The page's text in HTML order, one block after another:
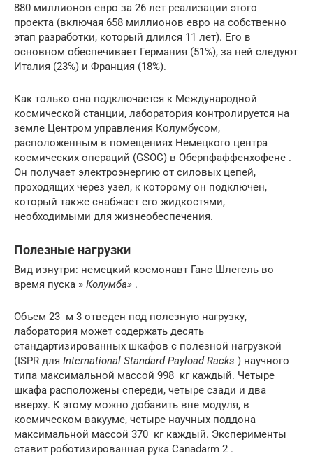
880 миллионов евро за 26 лет реализации этого
проекта (включая 658 миллионов евро на собственно
этап разработки, который длился 11 лет). Его в
основном обеспечивает Германия (51%), за ней следуют
Италия (23%) и Франция (18%).
Как только она подключается к Международной
космической станции, лаборатория контролируется на
земле Центром управления Колумбусом,
расположенным в помещениях Немецкого центра
космических операций (GSOC) в Оберпфаффенхофене .
Он получает электроэнергию от силовых цепей,
проходящих через узел, к которому он подключен,
который также снабжает его жидкостями,
необходимыми для жизнеобеспечения.
Полезные нагрузки
Вид изнутри: немецкий космонавт Ганс Шлегель во
время пуска » Колумба» .
Объем 23 м 3 отведен под полезную нагрузку,
лаборатория может содержать десять
стандартизированных шкафов с полезной нагрузкой
(ISPR для International Standard Payload Racks ) научного
типа максимальной массой 998 кгкаждый. Четыре
шкафа расположены спереди, четыре сзади и два
вверху. К этому можно добавить вне модуля, в
космическом вакууме, четыре научных поддона
максимальной массой 370 кгкаждый. Эксперименты
ставит роботизированная рука Canadarm 2 .